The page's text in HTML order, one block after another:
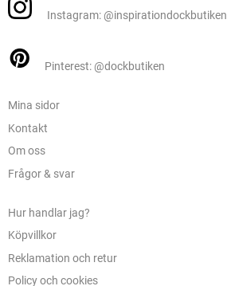
Instagram: @inspirationdockbutiken
Pinterest: @dockbutiken
Mina sidor
Kontakt
Om oss
Frågor & svar
Hur handlar jag?
Köpvillkor
Reklamation och retur
Policy och cookies